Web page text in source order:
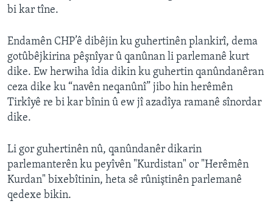
bi kar tîne.
Endamên CHP’ê dibêjin ku guhertinên plankirî, dema
gotûbêjkirina pêşnîyar û qanûnan li parlemanê kurt
dike. Ew herwiha îdia dikin ku guhertin qanûndanêran
ceza dike ku “navên neqanûnî” jibo hin herêmên
Tirkîyê re bi kar bînin û ew jî azadîya ramanê sînordar
dike.
Li gor guhertinên nû, qanûndanêr dikarin
parlemanterên ku peyîvên "Kurdistan" or "Herêmên
Kurdan" bixebîtinin, heta sê rûniştinên parlemanê
qedexe bikin.